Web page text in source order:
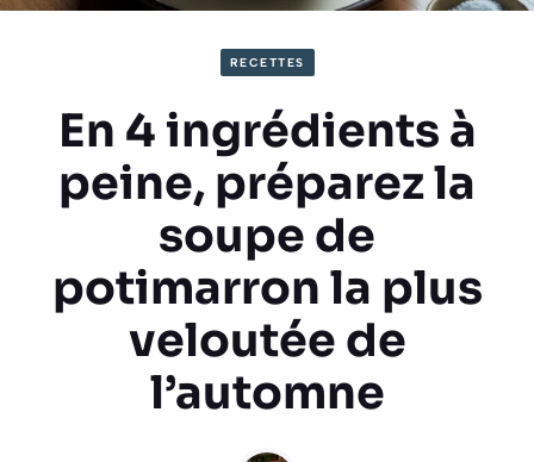
RECETTES
En 4 ingrédients à
peine, préparez la
soupe de
potimarron la plus
veloutée de
l’automne